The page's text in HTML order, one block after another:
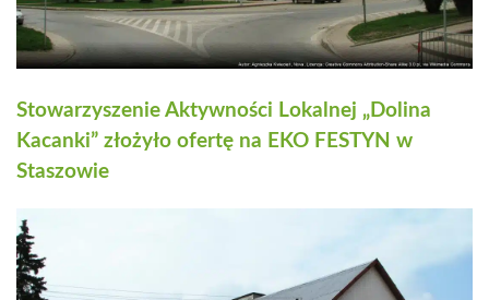
Stowarzyszenie Aktywności Lokalnej „Dolina
Kacanki” złożyło ofertę na EKO FESTYN w
Staszowie